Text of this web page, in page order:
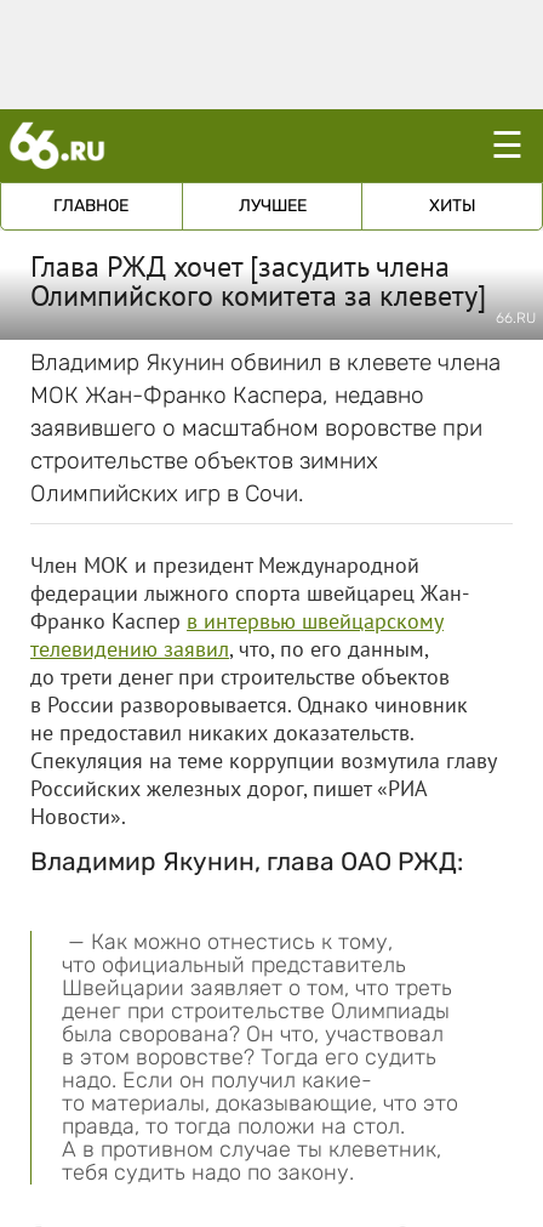
☰
ГЛАВНОЕ ЛУЧШЕЕ ХИТЫ
Глава РЖД хочет [засудить члена
Олимпийского комитета за клевету]
66.RU
Владимир Якунин обвинил в клевете члена
МОК Жан-Франко Каспера, недавно
заявившего о масштабном воровстве при
строительстве объектов зимних
Олимпийских игр в Сочи.
Член МОК и президент Международной
федерации лыжного спорта швейцарец Жан-
Франко Каспер в интервью швейцарскому
телевидению заявил, что, по его данным,
до трети денег при строительстве объектов
в России разворовывается. Однако чиновник
не предоставил никаких доказательств.
Спекуляция на теме коррупции возмутила главу
Российских железных дорог, пишет «РИА
Новости».
Владимир Якунин, глава ОАО РЖД:
— Как можно отнестись к тому,
что официальный представитель
Швейцарии заявляет о том, что треть
денег при строительстве Олимпиады
была сворована? Он что, участвовал
в этом воровстве? Тогда его судить
надо. Если он получил какие-
то материалы, доказывающие, что это
правда, то тогда положи на стол.
А в противном случае ты клеветник,
тебя судить надо по закону.